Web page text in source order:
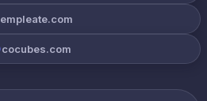
empleate.com
cocubes.com